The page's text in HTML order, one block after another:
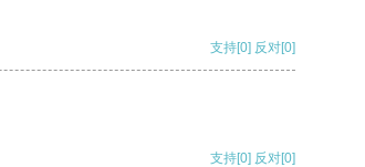
支持[0] 反对[0]
支持[0] 反对[0]